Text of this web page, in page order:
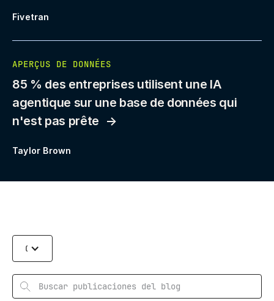
Fivetran
APERÇUS DE DONNÉES
85 % des entreprises utilisent une IA
agentique sur une base de données qui
n'est pas prête
Taylor Brown
Categories
Rechercher